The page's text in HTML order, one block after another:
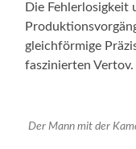
Die Fehlerlosigkeit
gleichförmige
faszinierten Vertov.
Der Mann mit der